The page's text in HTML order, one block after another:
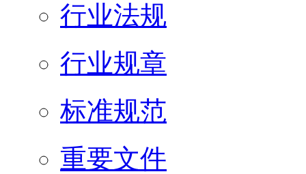
行业法规
行业规章
标准规范
重要文件